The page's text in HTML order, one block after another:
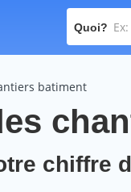
Quoi?
batiment
chiffre